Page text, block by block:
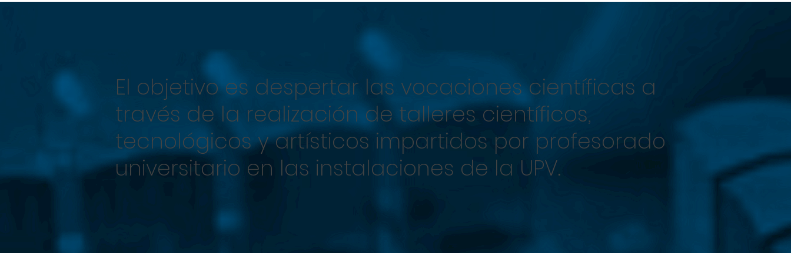
El objetivo es despertar las vocaciones científicas a
través de la realización de talleres científicos,
tecnológicos y artísticos impartidos por profesorado
universitario en las instalaciones de la UPV.